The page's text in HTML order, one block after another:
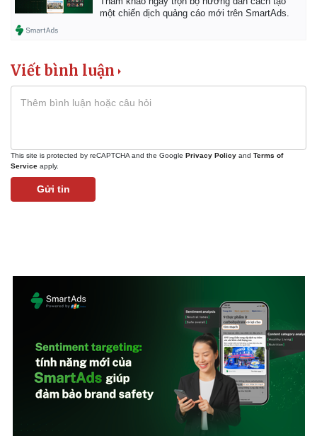
Pháp luật
Quân sự - Quốc phòng
Vũ khí
Việt Nam
một chiến dịch quảng cáo mới trên SmartAds.
Viết bình luận
This site is protected by reCAPTCHA and the Google Privacy Policy and Terms of
Service apply.
Gửi tin